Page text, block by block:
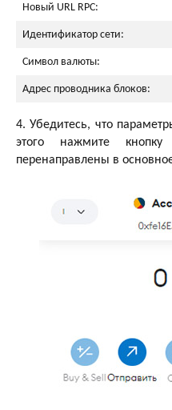
Новый URL RPC:
Идентификатор сети:
Символ валюты:
Адрес проводника блоков:
4. Убедитесь, что
этого нажмите кнопку
перенаправлены в